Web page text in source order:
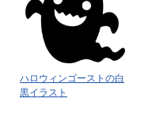
ハロウィンゴーストの白
黒イラスト